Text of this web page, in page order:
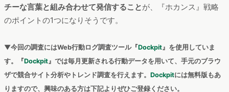
2022年に入り、以前より高い年齢層のユーザーからも注目され
始めた『 ホカンス』。「韓国っぽさ」や「ホテル女子会」な
ー層に加えて、「おひとりさま」や「 プチ贅沢
」といった要素
を求めているであろう30代・40代のユーザーも増加している様
子です。ターゲットとするユーザー層に合わせ、宿泊施設・プ
ランのコンセプトや利用シーンを変化
させること、また